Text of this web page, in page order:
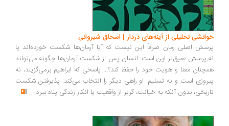
تحلیلی از آینه‌های دردار | اسحاق شیروانی
اصلی رمان صرفاً این نیست که آیا آرمان‌ها شکست خورده‌اند یا
عمیق‌تر این است: انسان پس از شکست آرمان‌ها چگونه می‌تواند
معنا و هویت خود را حفظ کند؟... پاسخی که ابراهیم برمی‌گزیند، نه
است و نه تسلیم. او راهی دیگر را انتخاب می‌کند: پذیرفتن شکست
بدون آنکه به خیانت، گریز از واقعیت یا انکار زندگی پناه ببرد...